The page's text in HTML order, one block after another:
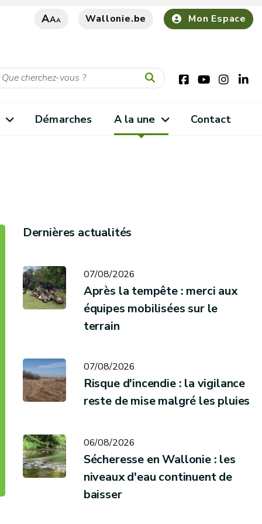
AAA Wallonie.be Mon Espace
Démarches A la une Contact
Dernières actualités
07/08/2026
Après la tempête : merci aux
équipes mobilisées sur le
terrain
07/08/2026
Risque d'incendie : la vigilance
reste de mise malgré les pluies
06/08/2026
Sécheresse en Wallonie : les
niveaux d'eau continuent de
baisser